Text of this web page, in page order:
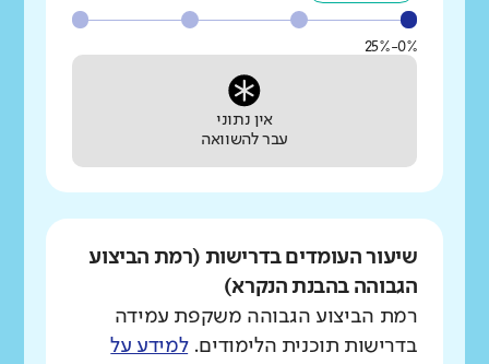
0%-25%
אין נתוני
עבר להשוואה
שיעור העומדים בדרישות (רמת הביצוע
הגבוהה בהבנת הנקרא)
רמת הביצוע הגבוהה משקפת עמידה
בדרישות תוכנית הלימודים.למידע על